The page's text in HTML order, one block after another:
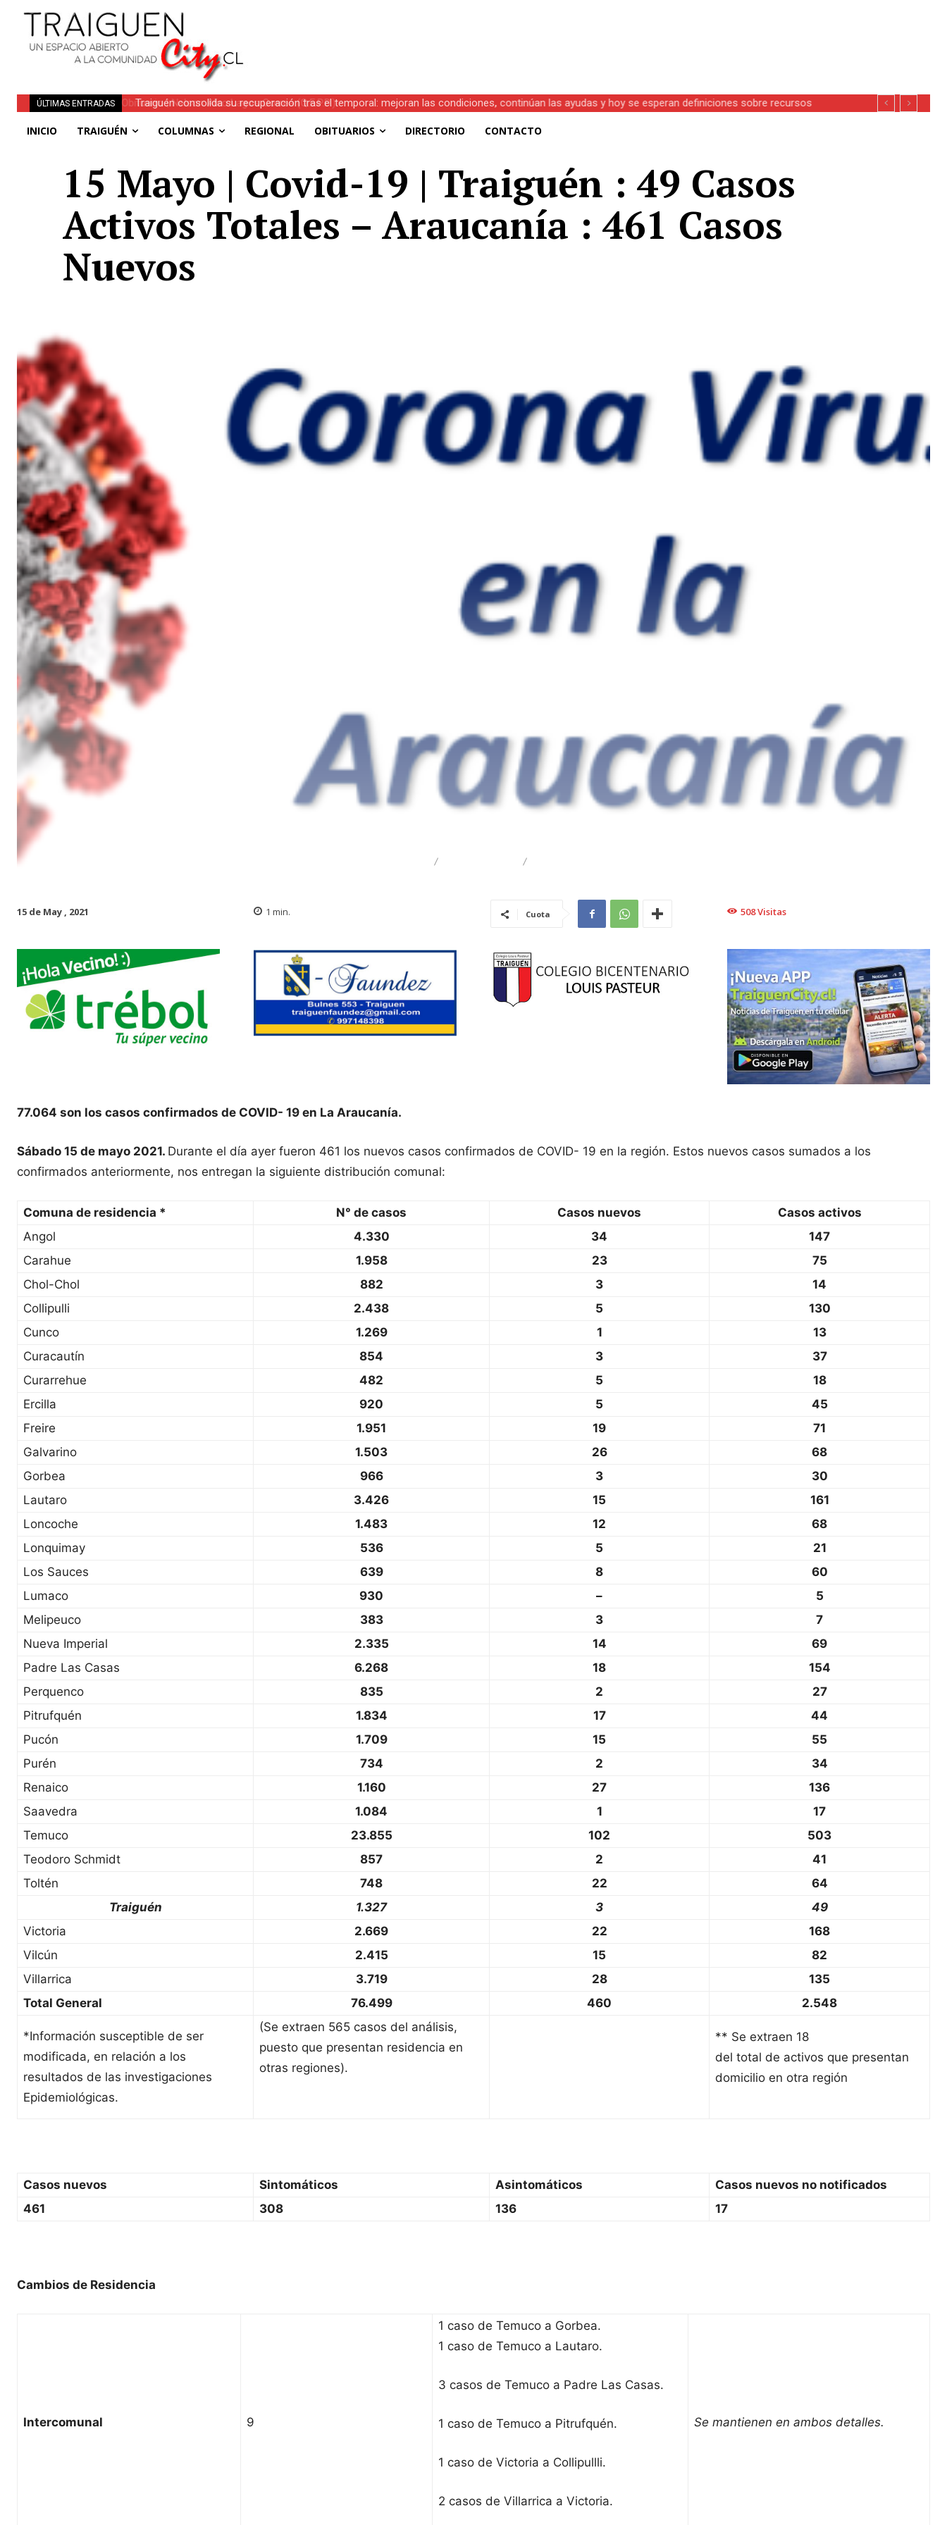
ÚLTIMAS ENTRADAS
Traiguén consolida su recuperación tras el temporal: mejoran las condiciones, continúan las ayudas y hoy se esperan definiciones sobre recursos
INICIO TRAIGUÉN COLUMNAS REGIONAL OBITUARIOS DIRECTORIO CONTACTO
15 Mayo | Covid-19 | Traiguén : 49 Casos
Activos Totales – Araucanía : 461 Casos
Nuevos
15 de May , 2021 1 min. Cuota 508Visitas
77.064 son los casos confirmados de COVID- 19 en La Araucanía.
Sábado 15 de mayo 2021. Durante el día ayer fueron 461 los nuevos casos confirmados de COVID- 19 en la región. Estos nuevos casos sumados a los
confirmados anteriormente, nos entregan la siguiente distribución comunal:
Comuna de residencia * N° de casos Casos nuevos
Casos activos
Angol
4.330 34
147
Carahue
1.958 23
75
Chol-Chol
882 3
14
Collipulli
2.438 5
130
Cunco
1.269 1
13
Curacautín
854 3
37
Curarrehue
482 5
18
Ercilla
920 5
45
Freire
1.951 19
71
Galvarino
1.503 26
68
Gorbea
966 3
30
Lautaro
3.426 15
161
Loncoche
1.483 12
68
Lonquimay
536 5
21
Los Sauces
639 8
60
Lumaco
930 –
5
Melipeuco
383 3
7
Nueva Imperial
2.335 14
69
Padre Las Casas
6.268 18
154
Perquenco
835 2
27
Pitrufquén
1.834 17
44
Pucón
1.709 15
55
Purén
734 2
34
Renaico
1.160 27
136
Saavedra
1.084 1
17
Temuco
23.855 102
503
Teodoro Schmidt
857 2
41
Toltén
748 22
64
Traiguén
1.327 3
49
Victoria
2.669 22
168
Vilcún
2.415 15
82
Villarrica
3.719 28
135
Total General
76.499 460 2.548
*Información susceptible de ser
modificada, en relación a los
resultados de las investigaciones
Epidemiológicas.
(Se extraen 565 casos del análisis,
puesto que presentan residencia en
otras regiones).
** Se extraen 18
del total de activos que presentan
domicilio en otra región
Casos nuevos Sintomáticos Asintomáticos
Casos nuevos no notificados
461
308 136 17
Cambios de Residencia
Intercomunal 9
1 caso de Temuco a Gorbea.
1 caso de Temuco a Lautaro.
3 casos de Temuco a Padre Las Casas.
1 caso de Temuco a Pitrufquén.
1 caso de Victoria a Collipullli.
2 casos de Villarrica a Victoria.
Se mantienen en ambos detalles.